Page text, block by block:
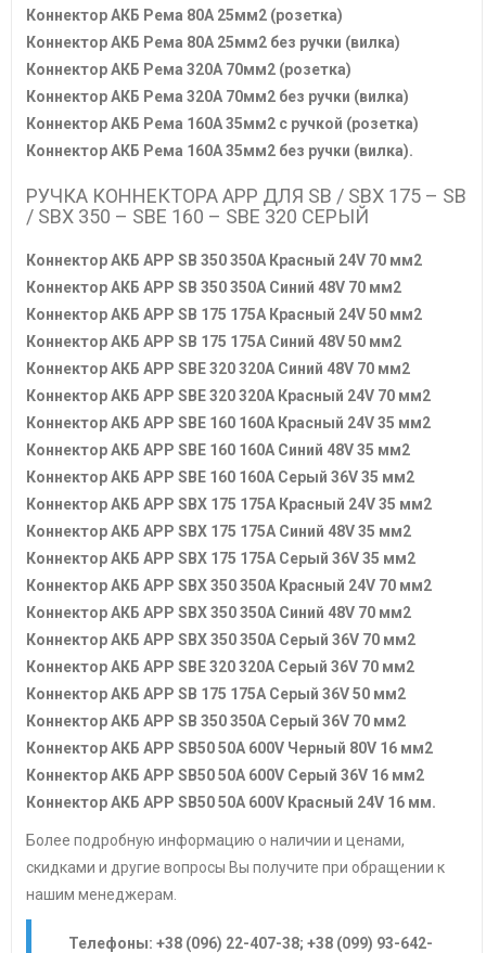
Коннектор АКБ Рема 80А 25мм2 (розетка)
Коннектор АКБ Рема 80А 25мм2 без ручки (вилка)
Коннектор АКБ Рема 320А 70мм2 (розетка)
Коннектор АКБ Рема 320А 70мм2 без ручки (вилка)
Коннектор АКБ Рема 160A 35мм2 с ручкой (розетка)
Коннектор АКБ Рема 160А 35мм2 без ручки (вилка).
РУЧКА КОННЕКТОРА АРР ДЛЯ SB / SBX 175 – SB
/ SBX 350 – SBE 160 – SBE 320 СЕРЫЙ
Коннектор АКБ APP SB 350 350А Красный 24V 70 мм2
Коннектор АКБ APP SB 350 350А Синий 48V 70 мм2
Коннектор АКБ APP SB 175 175А Красный 24V 50 мм2
Коннектор АКБ APP SB 175 175А Синий 48V 50 мм2
Коннектор АКБ APP SBE 320 320А Синий 48V 70 мм2
Коннектор АКБ APP SBE 320 320А Красный 24V 70 мм2
Коннектор АКБ APP SBE 160 160А Красный 24V 35 мм2
Коннектор АКБ APP SBE 160 160А Синий 48V 35 мм2
Коннектор АКБ APP SBE 160 160А Серый 36V 35 мм2
Коннектор АКБ APP SBX 175 175А Красный 24V 35 мм2
Коннектор АКБ APP SBX 175 175А Синий 48V 35 мм2
Коннектор АКБ APP SBX 175 175А Серый 36V 35 мм2
Коннектор АКБ APP SBX 350 350А Красный 24V 70 мм2
Коннектор АКБ APP SBX 350 350А Синий 48V 70 мм2
Коннектор АКБ APP SBX 350 350А Серый 36V 70 мм2
Коннектор АКБ APP SBE 320 320А Серый 36V 70 мм2
Коннектор АКБ APP SB 175 175А Серый 36V 50 мм2
Коннектор АКБ APP SB 350 350А Серый 36V 70 мм2
Коннектор АКБ APP SB50 50A 600V Черный 80V 16 мм2
Коннектор АКБ APP SB50 50A 600V Серый 36V 16 мм2
Коннектор АКБ APP SB50 50A 600V Красный 24V 16 мм.
Более подробную информацию о наличии и ценами,
скидками и другие вопросы Вы получите при обращении к
нашим менеджерам.
Телефоны: +38 (096) 22-407-38; +38 (099) 93-642-